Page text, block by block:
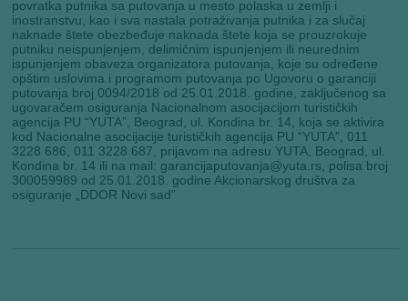
povratka putnika sa putovanja u mesto polaska u zemlji i
inostranstvu, kao i sva nastala potraživanja putnika i za slučaj
naknade štete obezbeđuje naknada štete koja se prouzrokuje
putniku neispunjenjem, delimičnim ispunjenjem ili neurednim
ispunjenjem obaveza organizatora putovanja, koje su određene
opštim uslovima i programom putovanja po Ugovoru o garanciji
putovanja broj 0094/2018 od 25.01.2018. godine, zaključenog sa
ugovaračem osiguranja Nacionalnom asocijacijom turističkih
agencija PU “YUTA”, Beograd, ul. Kondina br. 14, koja se aktivira
kod Nacionalne asocijacije turističkih agencija PU “YUTA”, 011
3228 686, 011 3228 687, prijavom na adresu YUTA, Beograd, ul.
Kondina br. 14 ili na mail: garancijaputovanja@yuta.rs, polisa broj
300059989 od 25.01.2018. godine Akcionarskog društva za
osiguranje „DDOR Novi sad”